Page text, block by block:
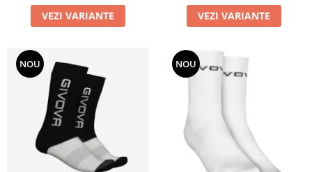
VEZI VARIANTE VEZI VARIANTE
NOU NOU